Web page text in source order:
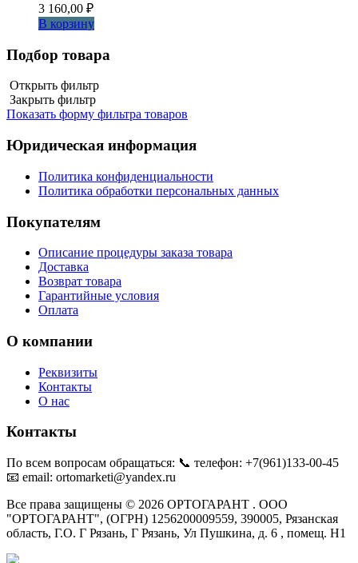
3 160,00 ₽
В корзину
Подбор товара
Открыть фильтр
Закрыть фильтр
Показать форму фильтра товаров
Юридическая информация
Политика конфиденциальности
Политика обработки персональных данных
Покупателям
Описание процедуры заказа товара
Доставка
Возврат товара
Гарантийные условия
Оплата
О компании
Реквизиты
Контакты
О нас
Контакты
По всем вопросам обращаться: 📞 телефон: +7(961)133-00-45
📧 email: ortomarketi@yandex.ru
Все права защищены © 2026 ОРТОГАРАНТ . ООО
"ОРТОГАРАНТ", (ОГРН) 1256200009559, 390005, Рязанская
область, Г.О. Г Рязань, Г Рязань, Ул Пушкина, д. 6 , помещ. Н1